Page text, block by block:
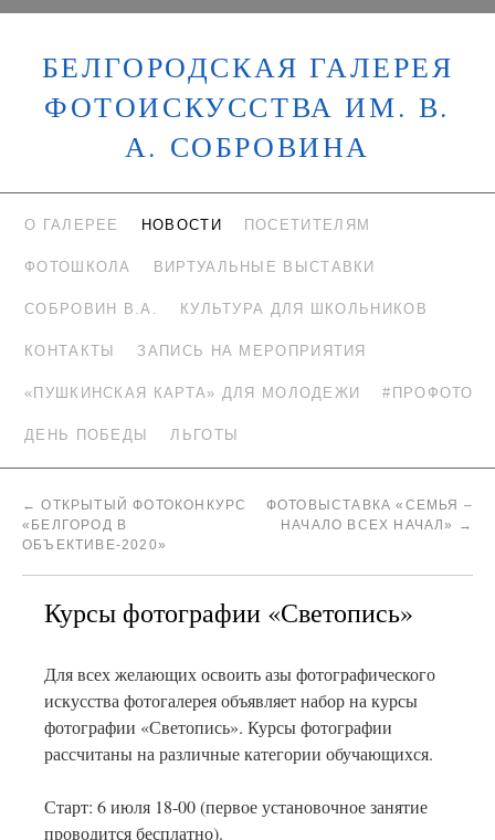
БЕЛГОРОДСКАЯ ГАЛЕРЕЯ
ФОТОИСКУССТВА ИМ. В.
А. СОБРОВИНА
О ГАЛЕРЕЕ НОВОСТИ ПОСЕТИТЕЛЯМ
ФОТОШКОЛА ВИРТУАЛЬНЫЕ ВЫСТАВКИ
СОБРОВИН В.А. КУЛЬТУРА ДЛЯ ШКОЛЬНИКОВ
КОНТАКТЫ ЗАПИСЬ НА МЕРОПРИЯТИЯ
«ПУШКИНСКАЯ КАРТА» ДЛЯ МОЛОДЕЖИ #ПРОФОТО
ДЕНЬ ПОБЕДЫ ЛЬГОТЫ
← ОТКРЫТЫЙ ФОТОКОНКУРС
«БЕЛГОРОД В
ОБЪЕКТИВЕ-2020»
ФОТОВЫСТАВКА «СЕМЬЯ –
НАЧАЛО ВСЕХ НАЧАЛ»
→
Курсы фотографии «Светопись»
Для всех желающих освоить азы фотографического
искусства фотогалерея объявляет набор на курсы
фотографии «Светопись». Курсы фотографии
рассчитаны на различные категории обучающихся.
Старт: 6 июля 18-00 (первое установочное занятие
проводится бесплатно).